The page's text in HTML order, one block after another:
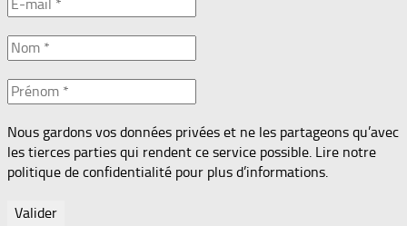
Nous gardons vos données privées et ne les partageons qu’avec
les tierces parties qui rendent ce service possible. Lire notre
politique de confidentialité pour plus d’informations.